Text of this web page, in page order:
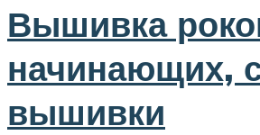
Вышивка
начинающих,
вышивки